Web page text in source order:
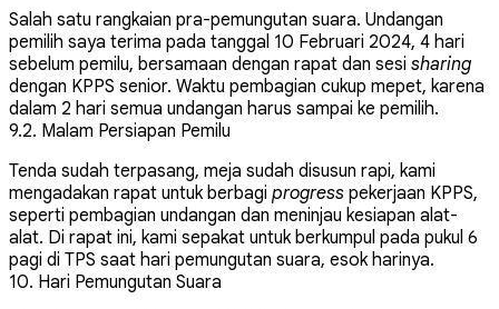
Salah satu rangkaian pra-pemungutan suara. Undangan
pemilih saya terima pada tanggal 10 Februari 2024, 4 hari
sebelum pemilu, bersamaan dengan rapat dan sesi sharing
dengan KPPS senior. Waktu pembagian cukup mepet, karena
dalam 2 hari semua undangan harus sampai ke pemilih.
9.2. Malam Persiapan Pemilu
Tenda sudah terpasang, meja sudah disusun rapi, kami
mengadakan rapat untuk berbagi progress pekerjaan KPPS,
seperti pembagian undangan dan meninjau kesiapan alat-
alat. Di rapat ini, kami sepakat untuk berkumpul pada pukul 6
pagi di TPS saat hari pemungutan suara, esok harinya.
10. Hari Pemungutan Suara